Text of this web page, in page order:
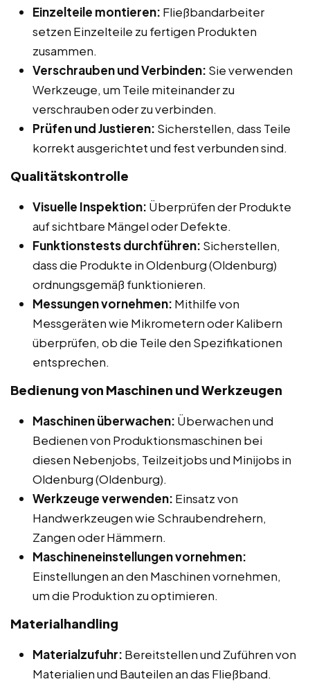
Einzelteile montieren: Fließbandarbeiter
setzen Einzelteile zu fertigen Produkten
zusammen.
Verschrauben und Verbinden: Sie verwenden
Werkzeuge, um Teile miteinander zu
verschrauben oder zu verbinden.
Prüfen und Justieren: Sicherstellen, dass Teile
korrekt ausgerichtet und fest verbunden sind.
Qualitätskontrolle
Visuelle Inspektion: Überprüfen der Produkte
auf sichtbare Mängel oder Defekte.
Funktionstests durchführen: Sicherstellen,
dass die Produkte in Oldenburg (Oldenburg)
ordnungsgemäß funktionieren.
Messungen vornehmen: Mithilfe von
Messgeräten wie Mikrometern oder Kalibern
überprüfen, ob die Teile den Spezifikationen
entsprechen.
Bedienung von Maschinen und Werkzeugen
Maschinen überwachen: Überwachen und
Bedienen von Produktionsmaschinen bei
diesen Nebenjobs, Teilzeitjobs und Minijobs in
Oldenburg (Oldenburg).
Werkzeuge verwenden: Einsatz von
Handwerkzeugen wie Schraubendrehern,
Zangen oder Hämmern.
Maschineneinstellungen vornehmen:
Einstellungen an den Maschinen vornehmen,
um die Produktion zu optimieren.
Materialhandling
Materialzufuhr: Bereitstellen und Zuführen von
Materialien und Bauteilen an das Fließband.